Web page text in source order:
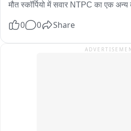
है।
सीएसपी पुष्प प्रजापत ने बताया कि सबसे
लगाए गए हैं। श्रद्धालु लाइन में लगकर बेरी
मौत स्कॉर्पियो में सवार NTPC का एक अन्य
धरना नौकरी और मुआवजे की मांग को लेकर
0 0 Share